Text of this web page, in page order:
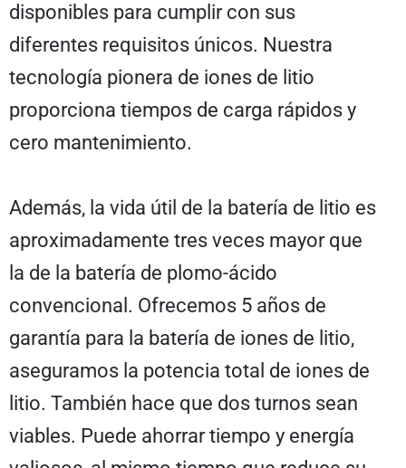
disponibles para cumplir con sus
diferentes requisitos únicos. Nuestra
tecnología pionera de iones de litio
proporciona tiempos de carga rápidos y
cero mantenimiento.
Además, la vida útil de la batería de litio es
aproximadamente tres veces mayor que
la de la batería de plomo-ácido
convencional. Ofrecemos 5 años de
garantía para la batería de iones de litio,
aseguramos la potencia total de iones de
litio. También hace que dos turnos sean
viables. Puede ahorrar tiempo y energía